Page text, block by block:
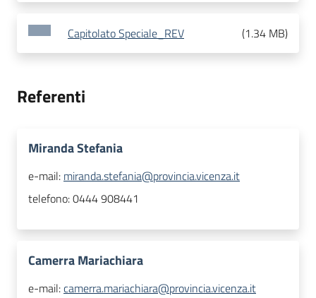
Capitolato Speciale_REV (1.34 MB)
Referenti
Miranda Stefania
e-mail: miranda.stefania@provincia.vicenza.it
telefono:0444 908441
Camerra Mariachiara
e-mail:camerra.mariachiara@provincia.vicenza.it